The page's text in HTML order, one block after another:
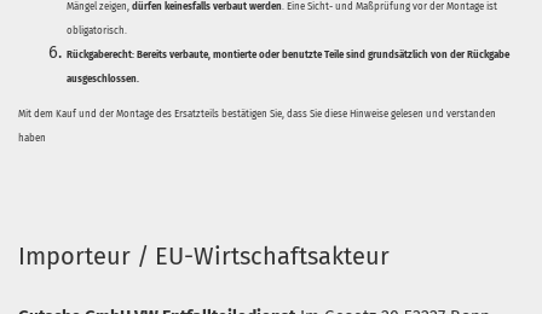
Mängel zeigen, dürfen keinesfalls verbaut werden. Eine Sicht- und Maßprüfung vor der Montage ist
obligatorisch.
Rückgaberecht: Bereits verbaute, montierte oder benutzte Teile sind grundsätzlich von der Rückgabe
ausgeschlossen.
Mit dem Kauf und der Montage des Ersatzteils bestätigen Sie, dass Sie diese Hinweise gelesen und verstanden
haben
Importeur / EU-Wirtschaftsakteur